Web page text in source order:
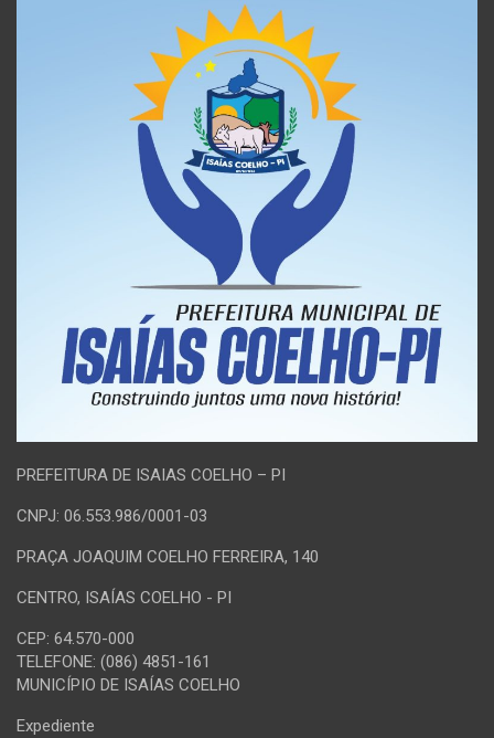
PREFEITURA DE ISAIAS COELHO – PI
CNPJ: 06.553.986/0001-03
PRAÇA JOAQUIM COELHO FERREIRA, 140
CENTRO, ISAÍAS COELHO - PI
CEP: 64.570-000
TELEFONE: (086) 4851-161
MUNICÍPIO DE ISAÍAS COELHO
Expediente